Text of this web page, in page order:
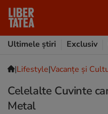
Ultimele știri
Exclusiv
|Lifestyle|Vacanțe și
Celelalte Cuvinte
Metal